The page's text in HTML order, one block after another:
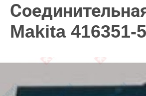
Makita 416351-5